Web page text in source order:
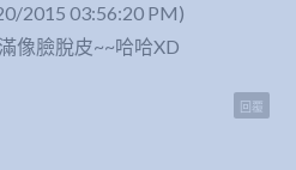
2015 03:56:20 PM)
像臉脫皮~~哈哈XD
回覆